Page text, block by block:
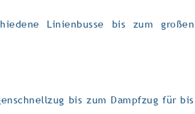
Linienbusse bis zum großen
bis zum Dampfzug für bis